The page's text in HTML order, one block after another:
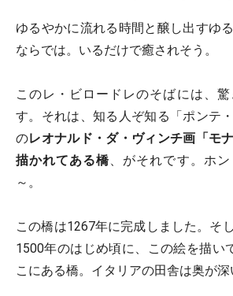
ゆるやかに流れる時間と醸し出すゆ
ならでは。いるだけで癒されそう。
このレ・ビロードレのそばには、
す。それは、知る人ぞ知る「ポンテ
のレオナルド・ダ・ヴィンチ画「モ
描かれてある橋、がそれです。ホ
～。
この橋は1267年に完成しました。そ
1500年のはじめ頃に、この絵を描い
こにある橋。イタリアの田舎は奥が深